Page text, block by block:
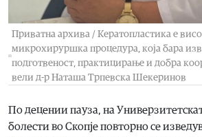
Приватна архива / Кератопластика е
микрохируршка процедура, која бара
подготвеност, практицирање и добра
вели д-р Наташа Трпевска Шекеринов
По децении пауза, на
болести во Скопје повторно се